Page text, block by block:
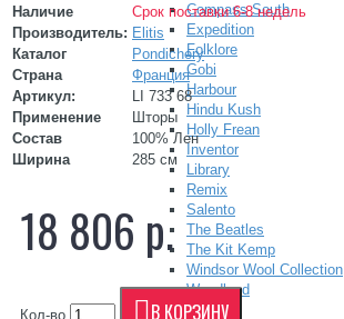
Compass South
Expedition
Folklore
Gobi
Harbour
Hindu Kush
Holly Frean
Inventor
Library
Remix
Salento
The Beatles
The Kit Kemp
Windsor Wool Collection
Woodland
Anna French
Наличие
Срок поставки 6-8 недель
Производитель: Elitis
Каталог
Pondichery
Страна
Франция
Артикул:
LI 733 68
Применение
Шторы
Состав
100% Лен
Ширина
285 см
18 806 р.
Кол-во В КОРЗИНУ